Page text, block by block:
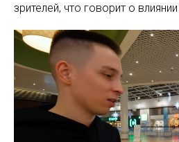
зрителей, что говорит о